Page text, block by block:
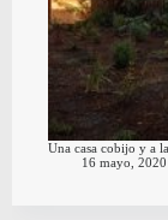
Una casa cobijo y a
16 mayo, 2020